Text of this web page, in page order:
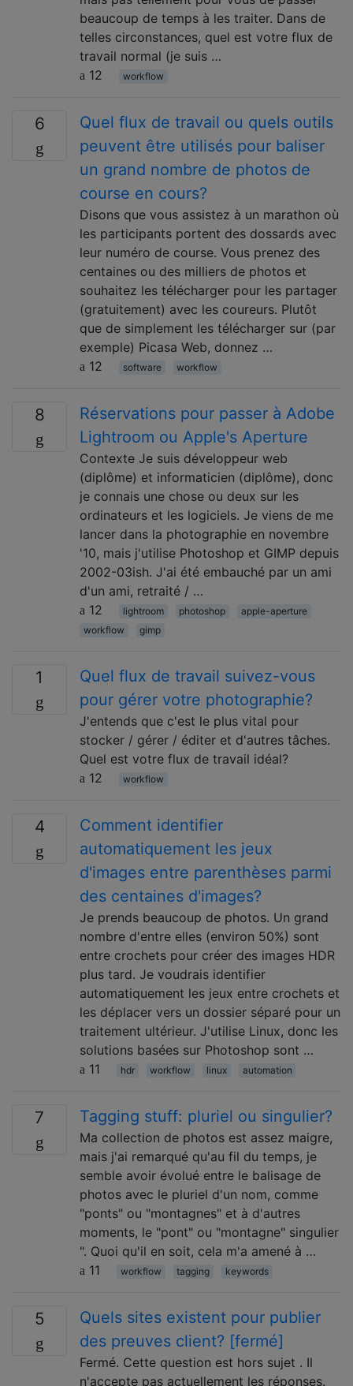
beaucoup de temps à les traiter. Dans de
telles circonstances, quel est votre flux de
travail normal (je suis …
12
workflow
6
Quel flux de travail ou quels outils
peuvent être utilisés pour baliser
un grand nombre de photos de
course en cours?
Disons que vous assistez à un marathon où
les participants portent des dossards avec
leur numéro de course. Vous prenez des
centaines ou des milliers de photos et
souhaitez les télécharger pour les partager
(gratuitement) avec les coureurs. Plutôt
que de simplement les télécharger sur (par
exemple) Picasa Web, donnez …
12
software workflow
8
Réservations pour passer à Adobe
Lightroom ou Apple's Aperture
Contexte Je suis développeur web
(diplôme) et informaticien (diplôme), donc
je connais une chose ou deux sur les
ordinateurs et les logiciels. Je viens de me
lancer dans la photographie en novembre
'10, mais j'utilise Photoshop et GIMP depuis
2002-03ish. J'ai été embauché par un ami
d'un ami, retraité / …
12
lightroom photoshop
apple-aperture
workflow
gimp
1
Quel flux de travail suivez-vous
pour gérer votre photographie?
J'entends que c'est le plus vital pour
stocker / gérer / éditer et d'autres tâches.
Quel est votre flux de travail idéal?
12
workflow
4
Comment identifier
automatiquement les jeux
d'images entre parenthèses parmi
des centaines d'images?
Je prends beaucoup de photos. Un grand
nombre d'entre elles (environ 50%) sont
entre crochets pour créer des images HDR
plus tard. Je voudrais identifier
automatiquement les jeux entre crochets et
les déplacer vers un dossier séparé pour un
traitement ultérieur. J'utilise Linux, donc les
solutions basées sur Photoshop sont …
11
hdr workflow linux automation
7 Tagging stuff: pluriel ou singulier?
Ma collection de photos est assez maigre,
mais j'ai remarqué qu'au fil du temps, je
semble avoir évolué entre le balisage de
photos avec le pluriel d'un nom, comme
"ponts" ou "montagnes" et à d'autres
moments, le "pont" ou "montagne" singulier
". Quoi qu'il en soit, cela m'a amené à …
11
workflow tagging keywords
5
Quels sites existent pour publier
des preuves client? [fermé]
Fermé. Cette question est hors sujet . Il
n'accepte pas actuellement les réponses.